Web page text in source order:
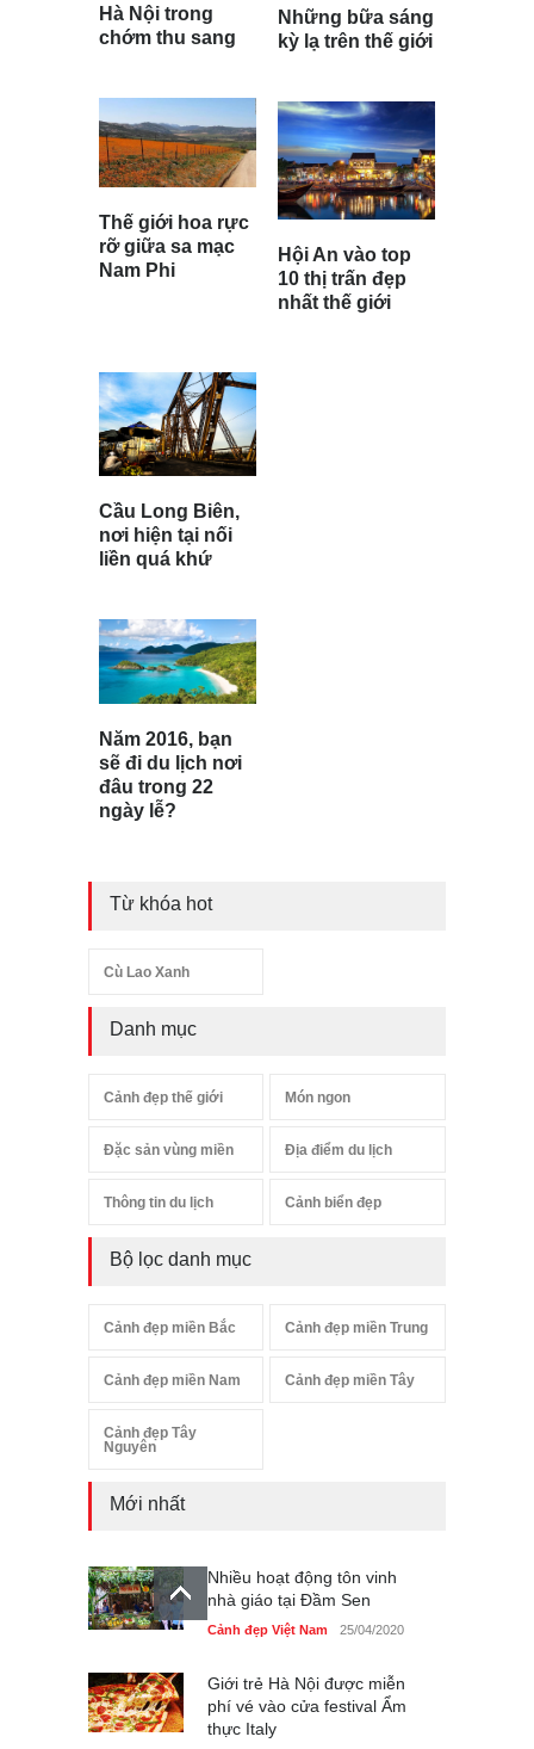
Hà Nội trong
chớm thu sang
Thế giới hoa rực
rỡ giữa sa mạc
Nam Phi
Những bữa sáng
kỳ lạ trên thế giới
Hội An vào top
10 thị trấn đẹp
nhất thế giới
Cầu Long Biên,
nơi hiện tại nối
liền quá khứ
Năm 2016, bạn
sẽ đi du lịch nơi
đâu trong 22
ngày lễ?
Từ khóa hot
Cù Lao Xanh
Danh mục
Cảnh đẹp thế giới Món ngon
Đặc sản vùng miền Địa điểm du lịch
Thông tin du lịch Cảnh biển đẹp
Bộ lọc danh mục
Cảnh đẹp miền Bắc Cảnh đẹp miền Trung
Cảnh đẹp miền Nam Cảnh đẹp miền Tây
Cảnh đẹp Tây
Nguyên
Mới nhất
Nhiều hoạt động tôn vinh
nhà giáo tại Đầm Sen
Cảnh đẹp Việt Nam 25/04/2020
Giới trẻ Hà Nội được miễn
phí vé vào cửa festival Ẩm
thực Italy